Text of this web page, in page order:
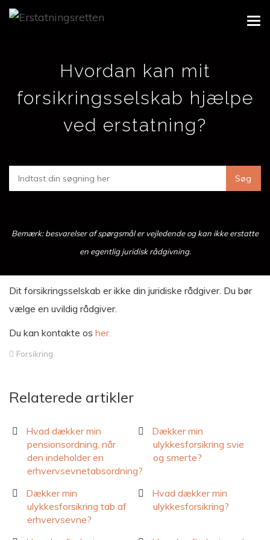
Skip
Hvordan kan mit
forsikringsselskab hjælpe
ved erstatning?
Bemærk: besvarelser af spørgsmål er vejledende og kan ikke erstatte
en egentlig juridisk rådgivning.
Dit forsikringsselskab er ikke din juridiske rådgiver. Du bør
vælge en uvildig rådgiver.
Du kan kontakte os her.
Forsikring
Relaterede artikler
Hvad dækker min
pensionsordning, når
den indeholder en
erhvervsevnetabsordning?
Dækker min
ulykkesforsikring svie
og smerte?
Dækker min
ulykkesforsikring tab af
erhvervsevne?
Hvad dækker min
ulykkesforsikring?